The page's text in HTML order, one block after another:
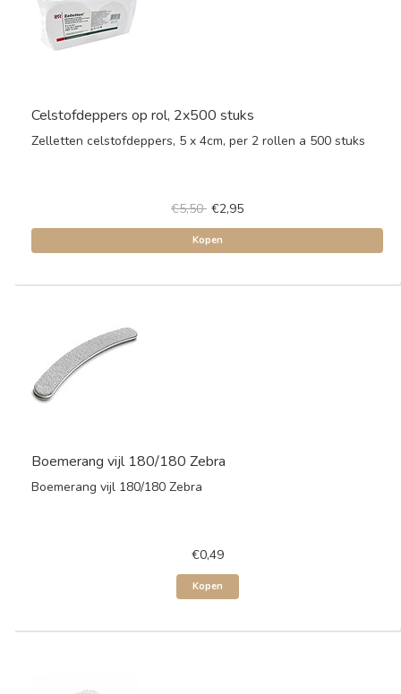
Celstofdeppers op rol, 2x500 stuks
Zelletten celstofdeppers, 5 x 4cm, per 2 rollen a 500 stuks
€5,50 €2,95
Kopen
Boemerang vijl 180/180 Zebra
Boemerang vijl 180/180 Zebra
€0,49
Kopen